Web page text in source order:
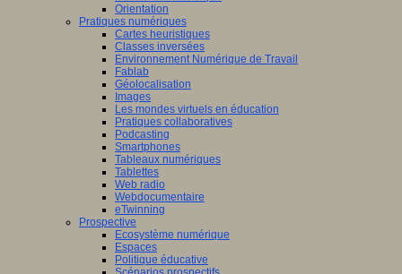
Orientation
Pratiques numériques
Cartes heuristiques
Classes inversées
Environnement Numérique de Travail
Fablab
Géolocalisation
Images
Les mondes virtuels en éducation
Pratiques collaboratives
Podcasting
Smartphones
Tableaux numériques
Tablettes
Web radio
Webdocumentaire
eTwinning
Prospective
Ecosystème numérique
Espaces
Politique éducative